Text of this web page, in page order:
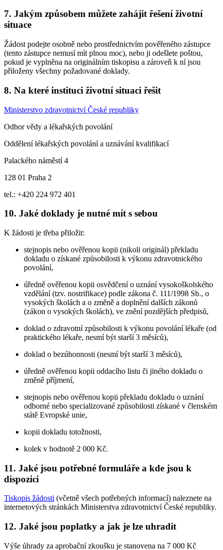
7. Jakým způsobem můžete zahájit řešení životní
situace
Žádost podejte osobně nebo prostřednictvím pověřeného zástupce
(tento zástupce nemusí mít plnou moc), nebo ji odešlete poštou,
pokud je vyplněna na originálním tiskopisu a zároveň k ní jsou
přiloženy všechny požadované doklady.
8. Na které instituci životní situaci řešit
Ministerstvo zdravotnictví České republiky
Odbor vědy a lékařských povolání
Oddělení lékařských povolání a uznávání kvalifikací
Palackého náměstí 4
128 01 Praha 2
tel.: +420 224 972 401
10. Jaké doklady je nutné mít s sebou
K žádosti je třeba přiložit:
stejnopis nebo ověřenou kopii (nikoli originál) překladu
dokladu o získané způsobilosti k výkonu zdravotnického
povolání,
úředně ověřenou kopii osvědčení o uznání vysokoškolského
vzdělání (tzv. nostrifikace) podle zákona č. 111/1998 Sb., o
vysokých školách a o změně a doplnění dalších zákonů
(zákon o vysokých školách), ve znění pozdějších předpisů,
doklad o zdravotní způsobilosti k výkonu povolání lékaře (od
praktického lékaře, nesmí být starší 3 měsíců),
doklad o bezúhonnosti (nesmí být starší 3 měsíců),
úředně ověřenou kopii oddacího listu či jiného dokladu o
změně příjmení,
stejnopis nebo ověřenou kopii překladu dokladu o uznání
odborné nebo specializované způsobilosti získané v členském
státě Evropské unie,
kopii dokladu totožnosti,
kolek v hodnotě 2 000 Kč.
11. Jaké jsou potřebné formuláře a kde jsou k
dispozici
Tiskopis žádosti (včetně všech potřebných informací) naleznete na
internetových stránkách Ministerstva zdravotnictví České republiky.
12. Jaké jsou poplatky a jak je lze uhradit
Výše úhrady za aprobační zkoušku je stanovena na 7 000 Kč